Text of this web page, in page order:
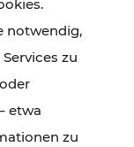
notwendig,
zu
etwa
zu